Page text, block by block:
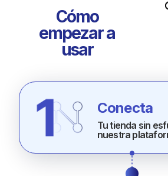
Cómo
empezar a
usar
Conecta
Tu tienda sin
nuestra